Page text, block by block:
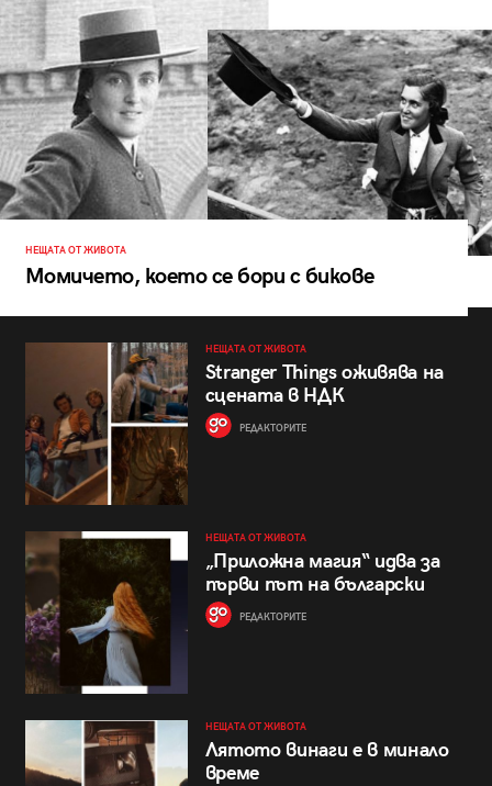
НЕЩАТА ОТ ЖИВОТА
Момичето, което се бори с бикове
НЕЩАТА ОТ ЖИВОТА
Stranger Things оживява на
сцената в НДК
РЕДАКТОРИТЕ
НЕЩАТА ОТ ЖИВОТА
„Приложна магия“ идва за
първи път на български
РЕДАКТОРИТЕ
НЕЩАТА ОТ ЖИВОТА
Лятото винаги е в минало
време